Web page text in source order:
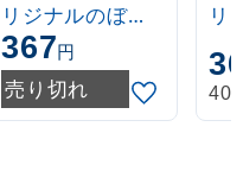
リジナルのぼり
ポール 1.6～3m
伸縮式 緑
(30537GRN)
367円
売り切れ
リ
ポ
伸
403